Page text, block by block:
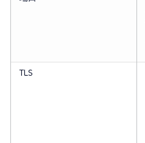
TLS